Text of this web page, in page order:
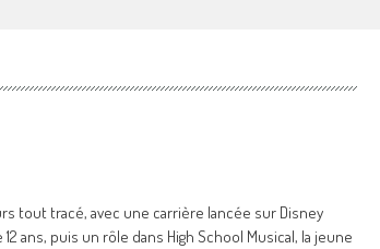
tout tracé, avec une carrière lancée sur Disney
12 ans, puis un rôle dans High School Musical, la jeune